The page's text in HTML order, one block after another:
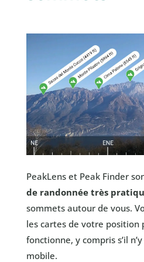
PeakLens et Peak Finder
de randonnée très
sommets autour de vous.
les cartes de votre position
fonctionne, y compris s’il
mobile.